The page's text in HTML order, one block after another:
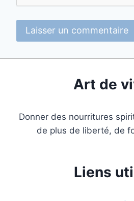
Art de
Donner des nourritures
de plus de liberté, de
Liens